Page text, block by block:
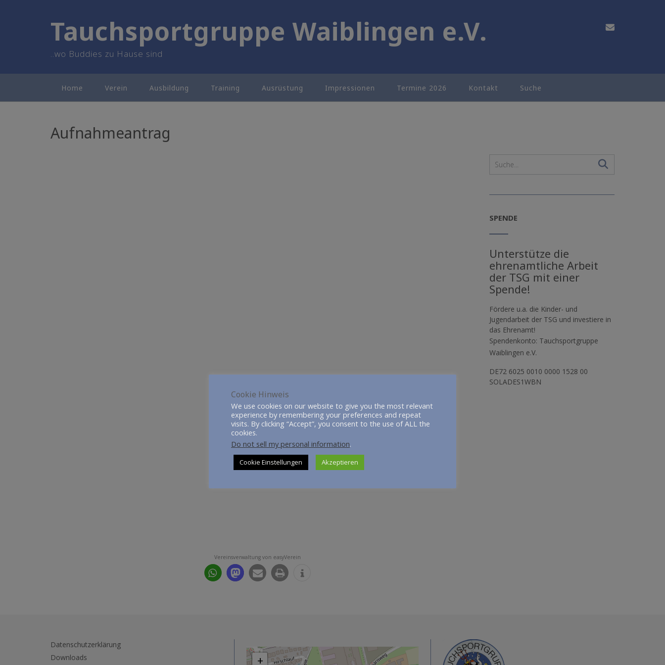
Tauchsportgruppe Waiblingen e.V.
..wo Buddies zu Hause sind
Home Verein Ausbildung Training Ausrüstung Impressionen Termine 2026 Kontakt Suche
Aufnahmeantrag
Vereinsverwaltung von easyVerein
SPENDE
Unterstütze die
ehrenamtliche Arbeit
der TSG mit einer
Spende!
Fördere u.a. die Kinder- und
Jugendarbeit der TSG und investiere in
das Ehrenamt!
Spendenkonto: Tauchsportgruppe
Waiblingen e.V.
DE72 6025 0010 0000 1528 00
SOLADES1WBN
Datenschutzerklärung
Downloads
+
Cookie Hinweis
We use cookies on our website to give you the most relevant
experience by remembering your preferences and repeat
visits. By clicking “Accept”, you consent to the use of ALL the
cookies.
Do not sell my personal information.
Cookie Einstellungen Akzeptieren